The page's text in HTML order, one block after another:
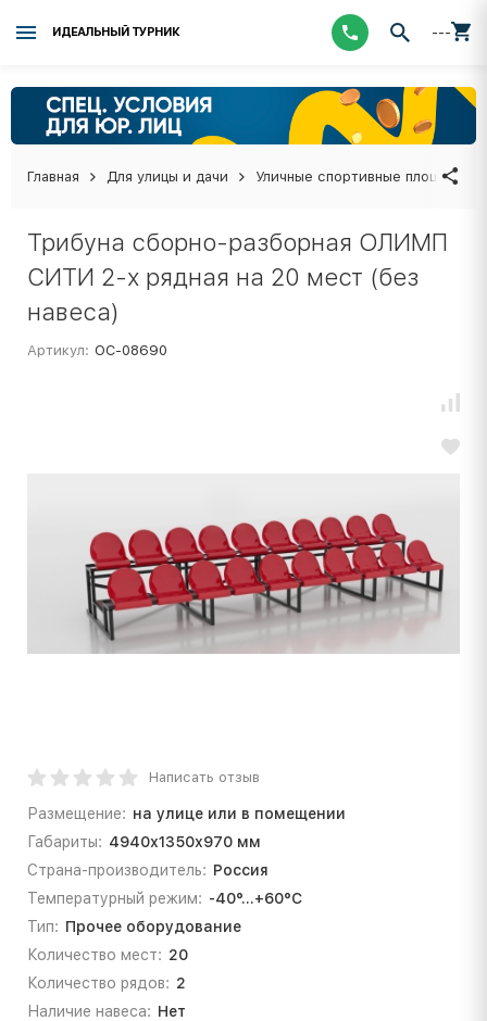
ИДЕАЛЬНЫЙ ТУРНИК ---
Главная Для улицы и дачи Уличные спортивные площадки
Трибуна сборно-разборная ОЛИМП
СИТИ 2-х рядная на 20 мест (без
навеса)
Артикул: ОС-08690
Написать отзыв
Размещение: на улице или в помещении
Габариты: 4940х1350х970 мм
Страна-производитель: Россия
Температурный режим: -40°...+60°С
Тип: Прочее оборудование
Количество мест: 20
Количество рядов: 2
Наличие навеса: Нет